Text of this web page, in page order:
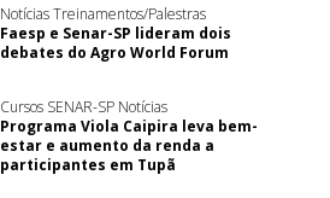
Notícias Treinamentos/Palestras
Faesp e Senar-SP lideram dois
debates do Agro World Forum
Cursos SENAR-SP Notícias
Programa Viola Caipira leva bem-
estar e aumento da renda a
participantes em Tupã